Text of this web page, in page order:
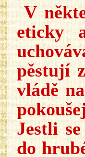
V
eticky
pěstují
vládě
Jestli
do